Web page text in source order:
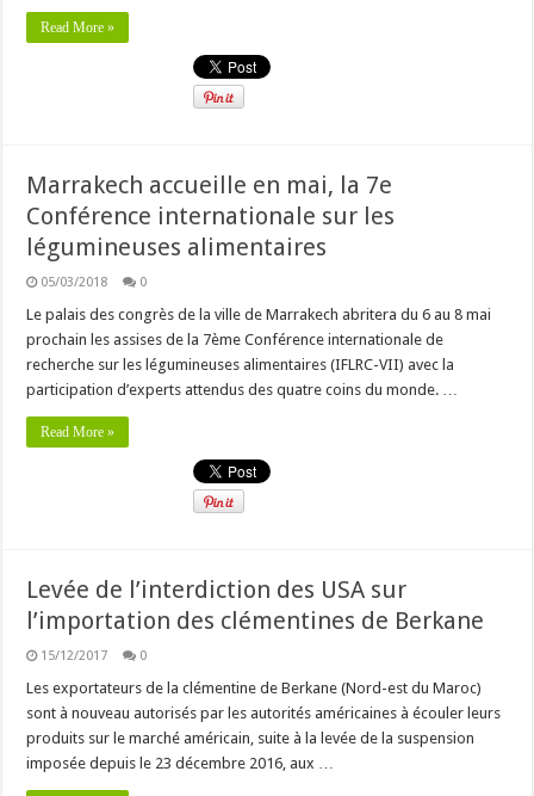
Read More »
Marrakech accueille en mai, la 7e
Conférence internationale sur les
légumineuses alimentaires
05/03/2018 0
Le palais des congrès de la ville de Marrakech abritera du 6 au 8 mai
prochain les assises de la 7ème Conférence internationale de
recherche sur les légumineuses alimentaires (IFLRC-VII) avec la
participation d’experts attendus des quatre coins du monde. …
Read More »
Levée de l’interdiction des USA sur
l’importation des clémentines de Berkane
15/12/2017 0
Les exportateurs de la clémentine de Berkane (Nord-est du Maroc)
sont à nouveau autorisés par les autorités américaines à écouler leurs
produits sur le marché américain, suite à la levée de la suspension
imposée depuis le 23 décembre 2016, aux …